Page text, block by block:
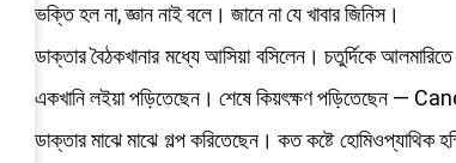
ভক্তি হল না, জ্ঞান নাই বলে। জানে না যে খাবার জিনিস।
ডাক্তার বৈঠকখানার মধ্যে আসিয়া বসিলেন। চতুর্দিকে
একখানি লইয়া পড়িতেছেন। শেষে কিয়ৎক্ষণ পড়িতেছেন
ডাক্তার মাঝে মাঝে গল্প করিতেছেন। কত কষ্টে হোমিওপ্যাথিক